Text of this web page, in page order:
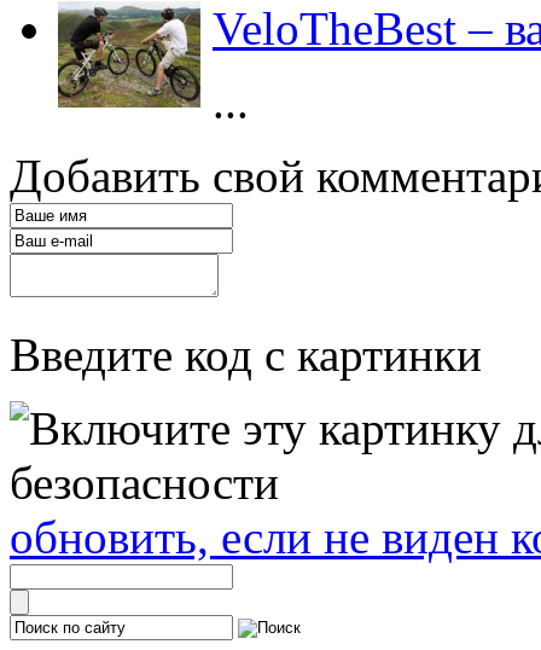
VeloTheBest –
...
Добавить свой
Введите код с картинки
обновить, если не виден